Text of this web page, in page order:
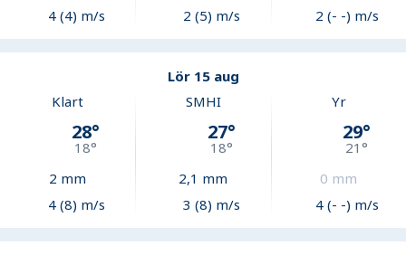
4 (4) m/s
2 (5) m/s
2 (- -) m/s
Lör 15 aug
Klart
28°
18°
2 mm
4 (8) m/s
SMHI
27°
18°
2,1 mm
3 (8) m/s
Yr
29°
21°
0 mm
4 (- -) m/s